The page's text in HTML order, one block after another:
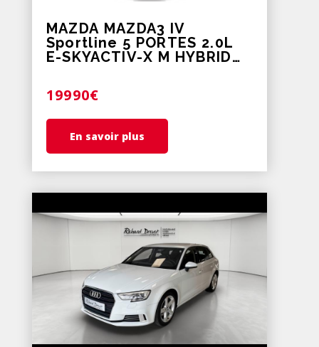
MAZDA MAZDA3 IV
Sportline 5 PORTES 2.0L
E-SKYACTIV-X M HYBRID
19990€
En savoir plus